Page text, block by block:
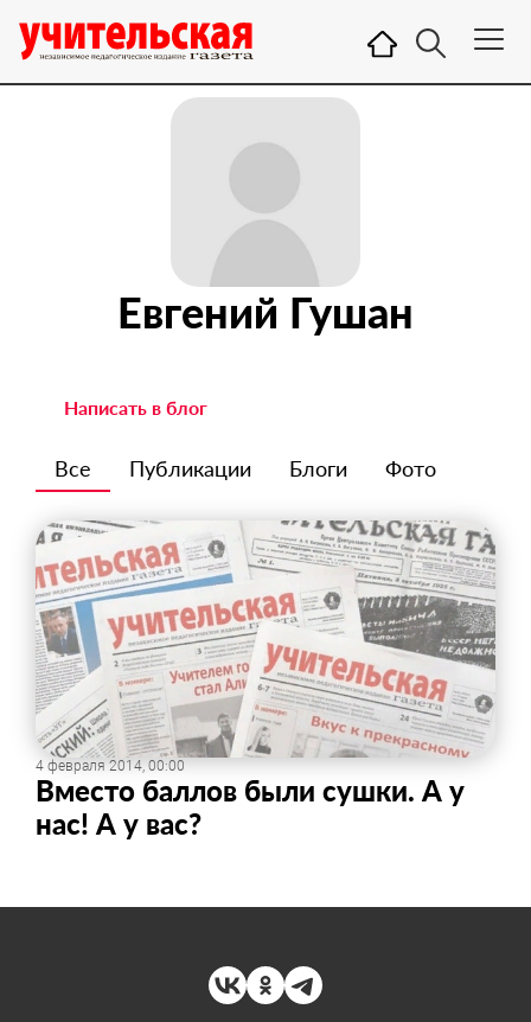
Евгений Гушан
Написать в блог
Все Публикации Блоги Фото
4 февраля 2014, 00:00
Вместо баллов были сушки. А у
нас! А у вас?